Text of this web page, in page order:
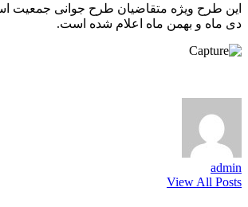
این طرح ویژه متقاضیان طرح جوانی جمعیت
دی ماه و بهمن ماه اعلام شده است.
admin
View All Posts